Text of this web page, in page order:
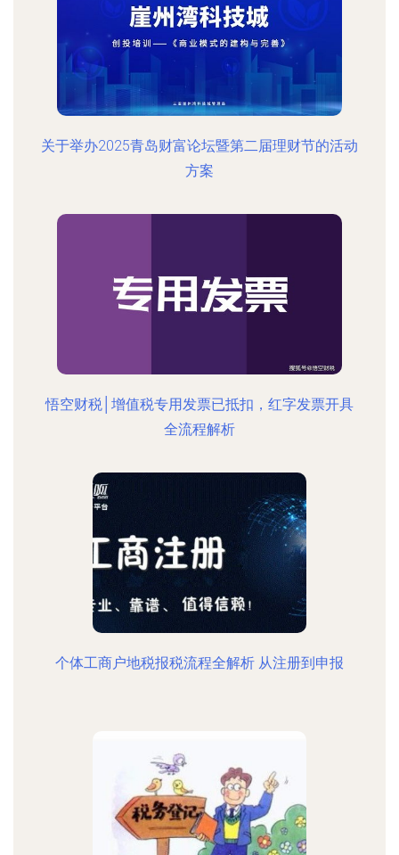
关于举办2025青岛财富论坛暨第二届理财节的活动
方案
悟空财税│增值税专用发票已抵扣，红字发票开具
全流程解析
个体工商户地税报税流程全解析 从注册到申报